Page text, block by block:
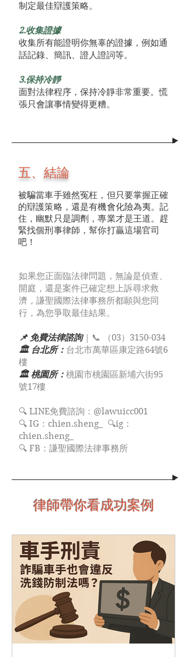
制定最佳辯護策略。
2.收集證據
收集所有能證明你無辜的證據，例如通
話記錄、簡訊、證人證詞等。
3.保持冷靜
面對法律程序，保持冷靜非常重要。慌
張只會讓事情變得更糟。
五、結論
被騙當車手雖然冤枉，但只要掌握正確
的辯護策略，還是有機會化險為夷。記
住，幽默只是調劑，專業才是王道。趕
緊找個刑事律師，幫你打贏這場官司
吧！
如果您正面臨法律問題，無論是偵查、
開庭，還是案件已確定想上訴尋求救
濟，謙聖國際法律事務所都願與您同
行，為您爭取最佳結果。
📌 免費法律諮詢| 📞 （03）3150-034
🏛 台北所： 台北市萬華區康定路64號6
樓
🏛 桃園所： 桃園市桃園區新埔六街95
號17樓
🔍 LINE免費諮詢：@lawuicc001
🔍 IG：chien.sheng_ 🔍ig：
chien.sheng_
🔍 FB：謙聖國際法律事務所
律師帶你看成功案例